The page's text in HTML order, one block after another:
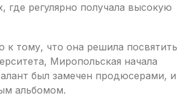
где регулярно получала высокую
к тому, что она решила посвятить
Миропольская начала
был замечен продюсерами, и
альбомом.